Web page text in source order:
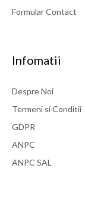
Formular Contact
Infomatii
Despre Noi
Termeni si Conditii
GDPR
ANPC
ANPC SAL